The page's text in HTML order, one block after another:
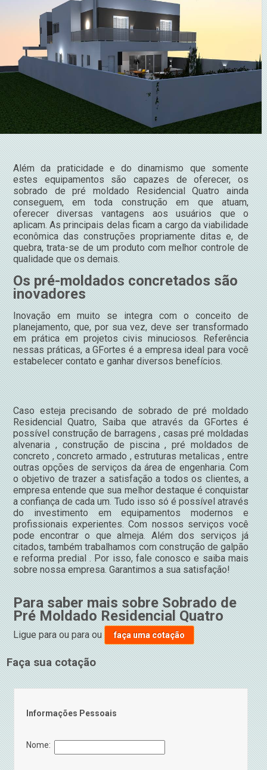
Além da praticidade e do dinamismo que somente
estes equipamentos são capazes de oferecer, os
sobrado de pré moldado Residencial Quatro ainda
conseguem, em toda construção em que atuam,
oferecer diversas vantagens aos usuários que o
aplicam. As principais delas ficam a cargo da viabilidade
econômica das construções propriamente ditas e, de
quebra, trata-se de um produto com melhor controle de
qualidade que os demais.
Os pré-moldados concretados são
inovadores
Inovação em muito se integra com o conceito de
planejamento, que, por sua vez, deve ser transformado
em prática em projetos civis minuciosos. Referência
nessas práticas, a GFortes é a empresa ideal para você
estabelecer contato e ganhar diversos benefícios.
Caso esteja precisando de sobrado de pré moldado
Residencial Quatro, Saiba que através da GFortes é
possível construção de barragens , casas pré moldadas
alvenaria , construção de piscina , pré moldados de
concreto , concreto armado , estruturas metalicas , entre
outras opções de serviços da área de engenharia. Com
o objetivo de trazer a satisfação a todos os clientes, a
empresa entende que sua melhor destaque é conquistar
a confiança de cada um. Tudo isso só é possível através
do investimento em equipamentos modernos e
profissionais experientes. Com nossos serviços você
pode encontrar o que almeja. Além dos serviços já
citados, também trabalhamos com construção de galpão
e reforma predial . Por isso, fale conosco e saiba mais
sobre nossa empresa. Garantimos a sua satisfação!
Para saber mais sobre Sobrado de
Pré Moldado Residencial Quatro
Ligue paraou paraou faça uma cotação
Faça sua cotação
Informações Pessoais
Nome: